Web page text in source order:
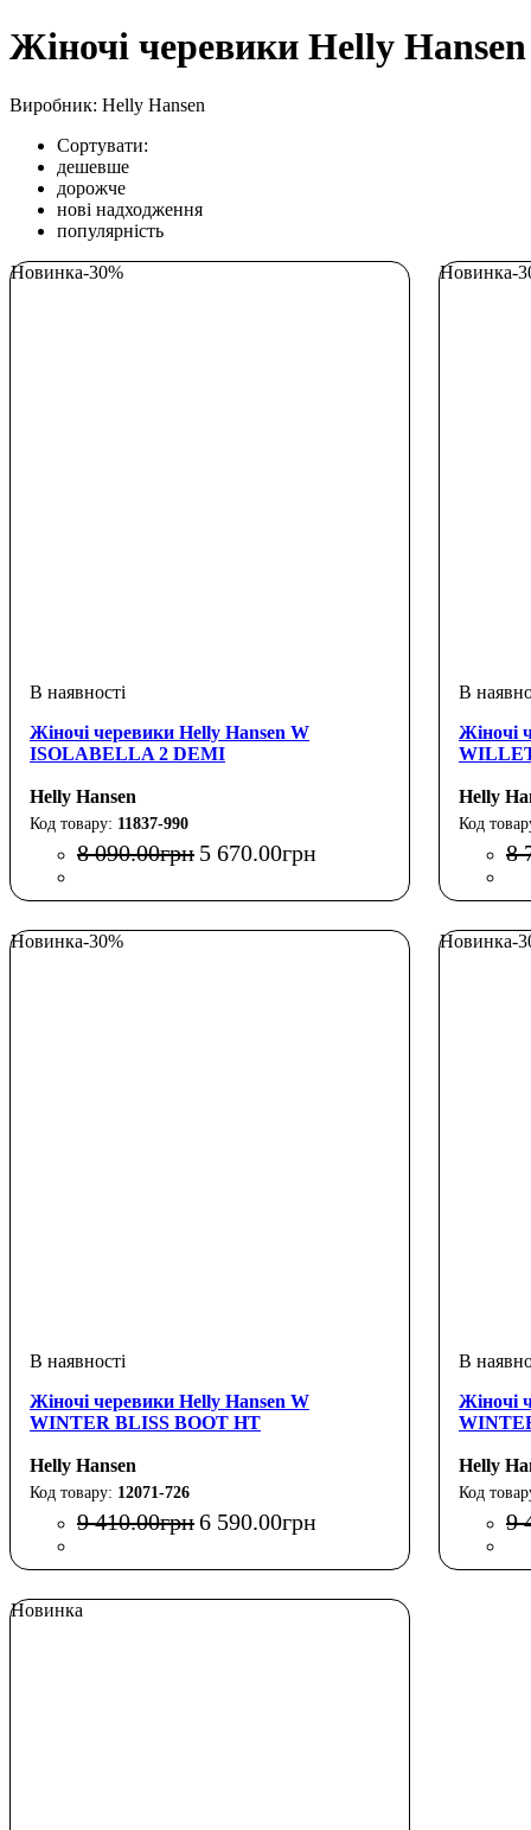
Жіночі черевики Helly Hansen
Виробник: Helly Hansen
Сортувати:
дешевше
дорожче
нові надходження
популярність
Новинка-30%
Жіночі черевики Helly Hansen W
ISOLABELLA 2 DEMI
Helly Hansen
11837-990
8 090.00грн 5 670.00грн
Новинка-
Жіночі
Helly
8
Новинка-30%
Жіночі черевики Helly Hansen W
WINTER BLISS BOOT HT
Helly Hansen
12071-726
9 410.00грн6 590.00грн
Новинка-
Жіночі
Helly
9
Новинка